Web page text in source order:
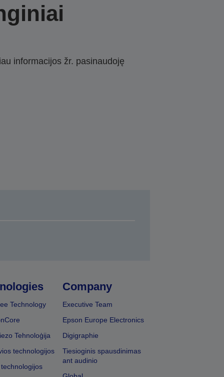
informacijos žr. pasinaudoję
Technology
Tehnoloģija
technologijos
Company
Executive Team
Epson Europe Electronics
Digigraphie
Tiesioginis spausdinimas
ant audinio